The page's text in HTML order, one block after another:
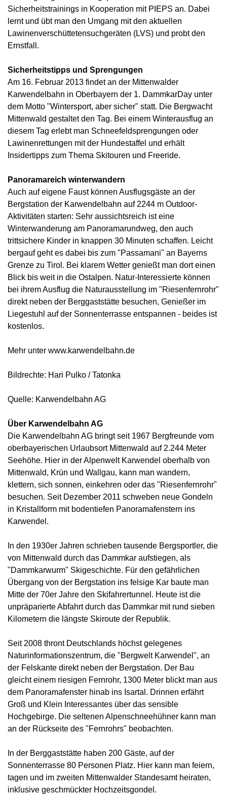
Sicherheitstrainings in Kooperation mit PIEPS an. Dabei
lernt und übt man den Umgang mit den aktuellen
Lawinenverschüttetensuchgeräten (LVS) und probt den
Ernstfall.
Sicherheitstipps und Sprengungen
Am 16. Februar 2013 findet an der Mittenwalder
Karwendelbahn in Oberbayern der 1. DammkarDay unter
dem Motto "Wintersport, aber sicher" statt. Die Bergwacht
Mittenwald gestaltet den Tag. Bei einem Winterausflug an
diesem Tag erlebt man Schneefeldsprengungen oder
Lawinenrettungen mit der Hundestaffel und erhält
Insidertipps zum Thema Skitouren und Freeride.
Panoramareich winterwandern
Auch auf eigene Faust können Ausflugsgäste an der
Bergstation der Karwendelbahn auf 2244 m Outdoor-
Aktivitäten starten: Sehr aussichtsreich ist eine
Winterwanderung am Panoramarundweg, den auch
trittsichere Kinder in knappen 30 Minuten schaffen. Leicht
bergauf geht es dabei bis zum "Passamani" an Bayerns
Grenze zu Tirol. Bei klarem Wetter genießt man dort einen
Blick bis weit in die Ostalpen. Natur-Interessierte können
bei ihrem Ausflug die Naturausstellung im "Riesenfernrohr"
direkt neben der Berggaststätte besuchen, Genießer im
Liegestuhl auf der Sonnenterrasse entspannen - beides ist
kostenlos.
Mehr unter www.karwendelbahn.de
Bildrechte: Hari Pulko / Tatonka
Quelle: Karwendelbahn AG
Über Karwendelbahn AG
Die Karwendelbahn AG bringt seit 1967 Bergfreunde vom
oberbayerischen Urlaubsort Mittenwald auf 2.244 Meter
Seehöhe. Hier in der Alpenwelt Karwendel oberhalb von
Mittenwald, Krün und Wallgau, kann man wandern,
klettern, sich sonnen, einkehren oder das "Riesenfernrohr"
besuchen. Seit Dezember 2011 schweben neue Gondeln
in Kristallform mit bodentiefen Panoramafenstern ins
Karwendel.
In den 1930er Jahren schrieben tausende Bergsportler, die
von Mittenwald durch das Dammkar aufstiegen, als
"Dammkarwurm" Skigeschichte. Für den gefährlichen
Übergang von der Bergstation ins felsige Kar baute man
Mitte der 70er Jahre den Skifahrertunnel. Heute ist die
unpräparierte Abfahrt durch das Dammkar mit rund sieben
Kilometern die längste Skiroute der Republik.
Seit 2008 thront Deutschlands höchst gelegenes
Naturinformationszentrum, die "Bergwelt Karwendel", an
der Felskante direkt neben der Bergstation. Der Bau
gleicht einem riesigen Fernrohr, 1300 Meter blickt man aus
dem Panoramafenster hinab ins Isartal. Drinnen erfährt
Groß und Klein Interessantes über das sensible
Hochgebirge. Die seltenen Alpenschneehühner kann man
an der Rückseite des "Fernrohrs" beobachten.
In der Berggaststätte haben 200 Gäste, auf der
Sonnenterrasse 80 Personen Platz. Hier kann man feiern,
tagen und im zweiten Mittenwalder Standesamt heiraten,
inklusive geschmückter Hochzeitsgondel.